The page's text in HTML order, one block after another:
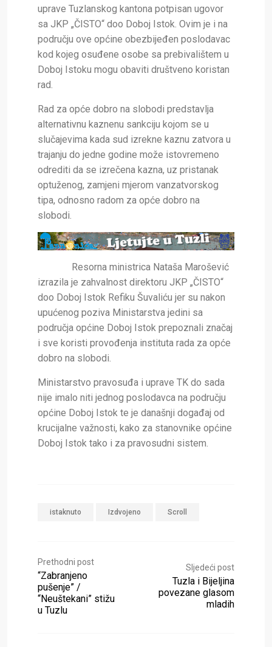
uprave Tuzlanskog kantona potpisan ugovor
sa JKP „ČISTO“ doo Doboj Istok. Ovim je i na
području ove općine obezbijeđen poslodavac
kod kojeg osuđene osobe sa prebivalištem u
Doboj Istoku mogu obaviti društveno koristan
rad.
Rad za opće dobro na slobodi predstavlja
alternativnu kaznenu sankciju kojom se u
slučajevima kada sud izrekne kaznu zatvora u
trajanju do jedne godine može istovremeno
odrediti da se izrečena kazna, uz pristanak
optuženog, zamjeni mjerom vanzatvorskog
tipa, odnosno radom za opće dobro na
slobodi.
Resorna ministrica Nataša Marošević
izrazila je zahvalnost direktoru JKP „ČISTO“
doo Doboj Istok Refiku Šuvaliću jer su nakon
upućenog poziva Ministarstva jedini sa
područja općine Doboj Istok prepoznali značaj
i sve koristi provođenja instituta rada za opće
dobro na slobodi.
Ministarstvo pravosuđa i uprave TK do sada
nije imalo niti jednog poslodavca na području
općine Doboj Istok te je današnji događaj od
krucijalne važnosti, kako za stanovnike općine
Doboj Istok tako i za pravosudni sistem.
istaknuto Izdvojeno Scroll
Prethodni post
“Zabranjeno
pušenje” /
“Neuštekani” stižu
u Tuzlu
Sljedeći post
Tuzla i Bijeljina
povezane glasom
mladih